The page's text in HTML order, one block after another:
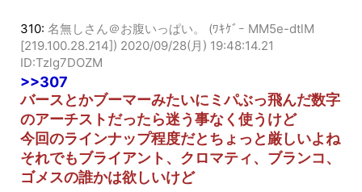
310: 名無しさん＠お腹いっぱい。 (ﾜｷｹﾞｰ MM5e-dtlM
[219.100.28.214]) 2020/09/28(月) 19:48:14.21
ID:Tzlg7DOZM
>>307
バースとかブーマーみたいにミパぶっ飛んだ数字
のアーチストだったら迷う事なく使うけど
今回のラインナップ程度だとちょっと厳しいよね
それでもブライアント、クロマティ、ブランコ、
ゴメスの誰かは欲しいけど